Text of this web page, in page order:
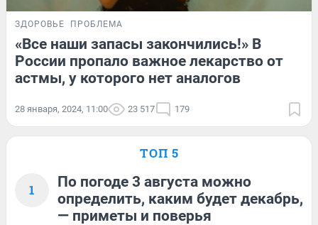
ЗДОРОВЬЕ ПРОБЛЕМА
«Все наши запасы закончились!» В
России пропало важное лекарство от
астмы, у которого нет аналогов
28 января, 2024, 11:00 23 517 179
ТОП 5
1
По погоде 3 августа можно
определить, каким будет декабрь,
— приметы и поверья